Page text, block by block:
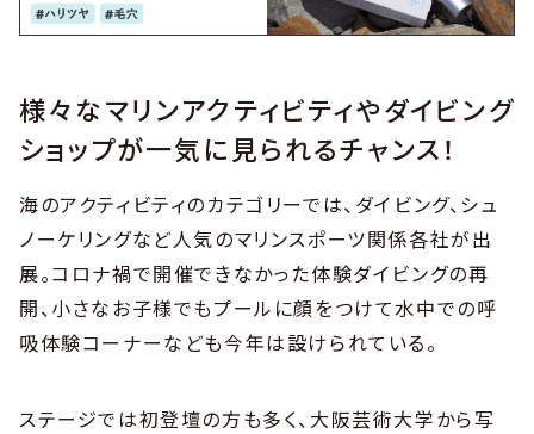
様々なマリンアクティビティやダイビング
ショップが一気に見られるチャンス！
海のアクティビティのカテゴリーでは、ダイビング、シュ
ノーケリングなど人気のマリンスポーツ関係各社が出
展。コロナ禍で開催できなかった体験ダイビングの再
開、小さなお子様でもプールに顔をつけて水中での呼
吸体験コーナーなども今年は設けられている。
ステージでは初登壇の方も多く、大阪芸術大学から写